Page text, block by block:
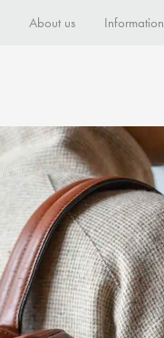
About us Information